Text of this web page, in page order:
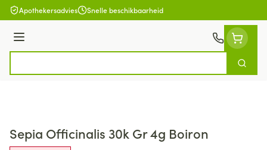
Ga naar de inhoud
Apothekersadvies Snelle beschikbaarheid
Menu
Zoek
Sepia Officinalis 30k Gr 4g Boiron